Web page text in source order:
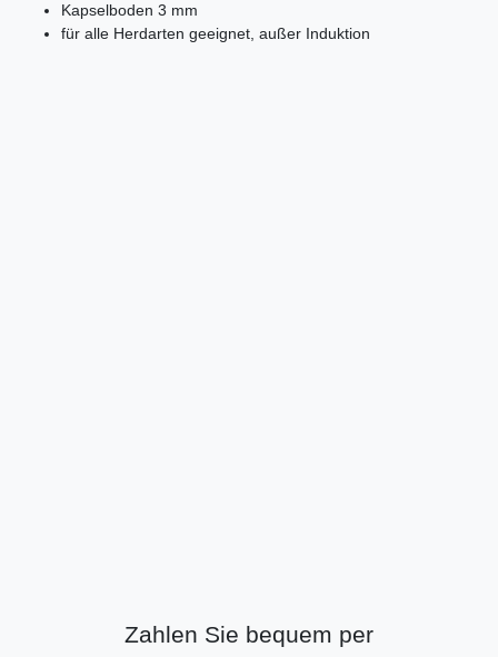
Kapselboden 3 mm
für alle Herdarten geeignet, außer Induktion
Zahlen Sie bequem per